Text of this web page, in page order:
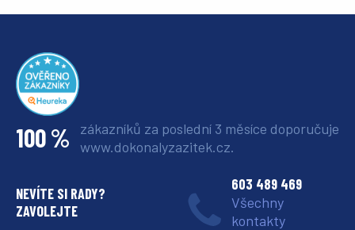
100 % zákazníků za poslední 3 měsíce doporučuje
www.dokonalyzazitek.cz.
NEVÍTE SI RADY?
ZAVOLEJTE
603 489 469
Všechny
kontakty